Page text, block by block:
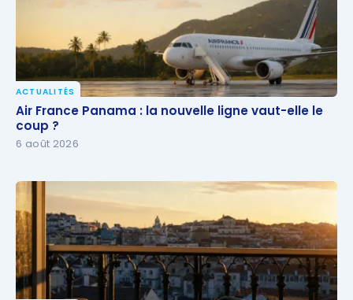
Air France Panama : la nouvelle ligne vaut-elle le
coup ?
ACTUALITÉS
Air France Panama : la nouvelle ligne vaut-elle le
coup ?
6 août 2026